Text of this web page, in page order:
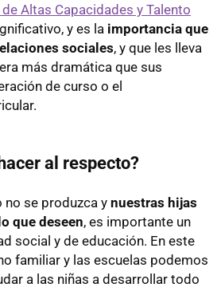
Altas Capacidades y Talento
y es la importancia que
sociales, y que les lleva
más dramática que sus
de curso o el
al respecto?
no se produzca y nuestras hijas
que deseen, es importante un
social y de educación. En este
familiar y las escuelas podemos
a las niñas a desarrollar todo